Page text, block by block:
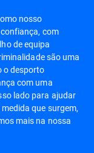
nosso
com
de equipa
são uma
o desporto
com uma
lado para ajudar
que surgem,
mais na nossa